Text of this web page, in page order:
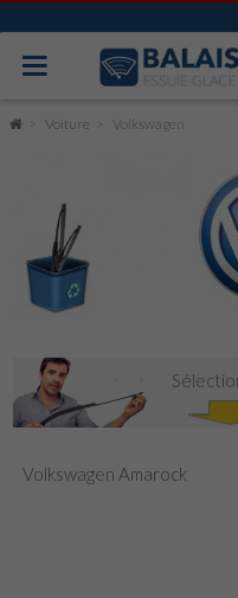
MITSUBA
CAOUTCHOUC UNIVERSEL
ESSUIE GLACE ARRIÈRE
Voiture Volkswagen
Volkswagen Amarock